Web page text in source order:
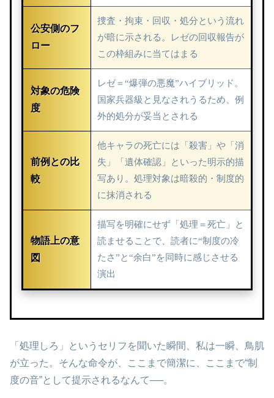
公安側のフ
ロー
捜査・拘束・回収・処分という流れ
が暗に示される。レゼの回収報告が
この枠組みに当てはまる
対象の危険
度
レゼ＝“爆弾の悪魔”ハイブリッド。
国家兵器級と見なされうるため、例
外的処分が妥当とされる
前例との比
較
他キャラの死亡には「殺害」や「消
失」「遺体確認」といった明示的描
写あり。処理対象は暗殺的・制度的
に抹消される
物語上の意
図
描写を明確にせず「処理＝死亡」と
読ませることで、読者に“制度の冷
たさ”と“余白”を同時に感じさせる
演出
「処理しろ」というセリフを聞いた瞬間、私は一瞬、鳥肌
が立った。そんな命令が、ここまで簡潔に、ここまで“制
度の音”として提示されるなんて──。